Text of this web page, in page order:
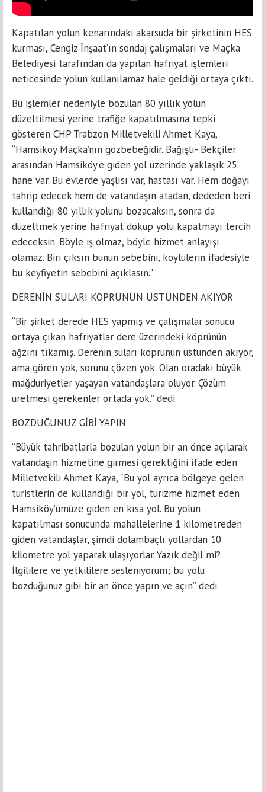
Kapatılan yolun kenarındaki akarsuda bir şirketinin HES
kurması, Cengiz İnşaat’ın sondaj çalışmaları ve Maçka
Belediyesi tarafından da yapılan hafriyat işlemleri
neticesinde yolun kullanılamaz hale geldiği ortaya çıktı.
Bu işlemler nedeniyle bozulan 80 yıllık yolun
düzeltilmesi yerine trafiğe kapatılmasına tepki
gösteren CHP Trabzon Milletvekili Ahmet Kaya,
“Hamsiköy Maçka’nın gözbebeğidir. Bağışlı- Bekçiler
arasından Hamsiköy'e giden yol üzerinde yaklaşık 25
hane var. Bu evlerde yaşlısı var, hastası var. Hem doğayı
tahrip edecek hem de vatandaşın atadan, dededen beri
kullandığı 80 yıllık yolunu bozacaksın, sonra da
düzeltmek yerine hafriyat döküp yolu kapatmayı tercih
edeceksin. Böyle iş olmaz, böyle hizmet anlayışı
olamaz. Biri çıksın bunun sebebini, köylülerin ifadesiyle
bu keyfiyetin sebebini açıklasın."
DERENİN SULARI KÖPRÜNÜN ÜSTÜNDEN AKIYOR
“Bir şirket derede HES yapmış ve çalışmalar sonucu
ortaya çıkan hafriyatlar dere üzerindeki köprünün
ağzını tıkamış. Derenin suları köprünün üstünden akıyor,
ama gören yok, sorunu çözen yok. Olan oradaki büyük
mağduriyetler yaşayan vatandaşlara oluyor. Çözüm
üretmesi gerekenler ortada yok.” dedi.
BOZDUĞUNUZ GİBİ YAPIN
“Büyük tahribatlarla bozulan yolun bir an önce açılarak
vatandaşın hizmetine girmesi gerektiğini ifade eden
Milletvekili Ahmet Kaya, “Bu yol ayrıca bölgeye gelen
turistlerin de kullandığı bir yol, turizme hizmet eden
Hamsiköy’ümüze giden en kısa yol. Bu yolun
kapatılması sonucunda mahallelerine 1 kilometreden
giden vatandaşlar, şimdi dolambaçlı yollardan 10
kilometre yol yaparak ulaşıyorlar. Yazık değil mi?
İlgililere ve yetkililere sesleniyorum; bu yolu
bozduğunuz gibi bir an önce yapın ve açın” dedi.